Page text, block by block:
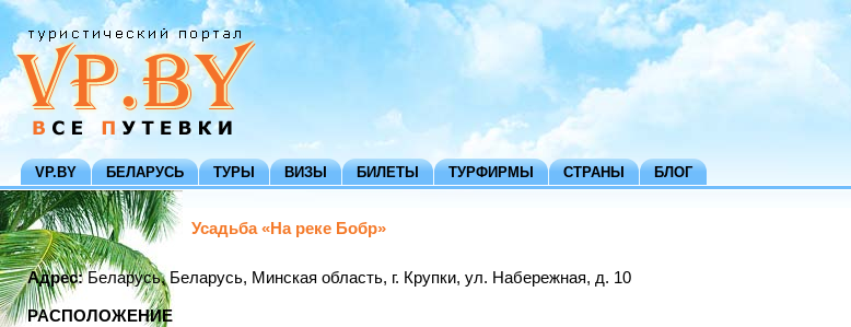
VP.BY БЕЛАРУСЬ ТУРЫ ВИЗЫ БИЛЕТЫ ТУРФИРМЫ СТРАНЫ БЛОГ
Усадьба «На реке Бобр»
Адрес:Беларусь, Беларусь, Минская область, г. Крупки, ул. Набережная, д. 10
РАСПОЛОЖЕНИЕ